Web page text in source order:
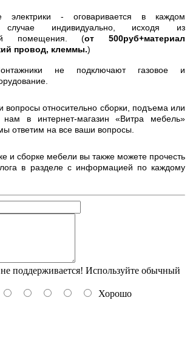
электрики - оговаривается в каждом
случае индивидуально, исходя из
помещения. (от 500руб+материал
провод, клеммы.)
не подключают газовое и
вопросы относительно сборки, подъема или
нам в интернет-магазин «Витра мебель»
ответим на все ваши вопросы.
и сборке мебели вы также можете прочесть
в разделе с информацией по каждому
поддерживается! Используйте обычный
Хорошо